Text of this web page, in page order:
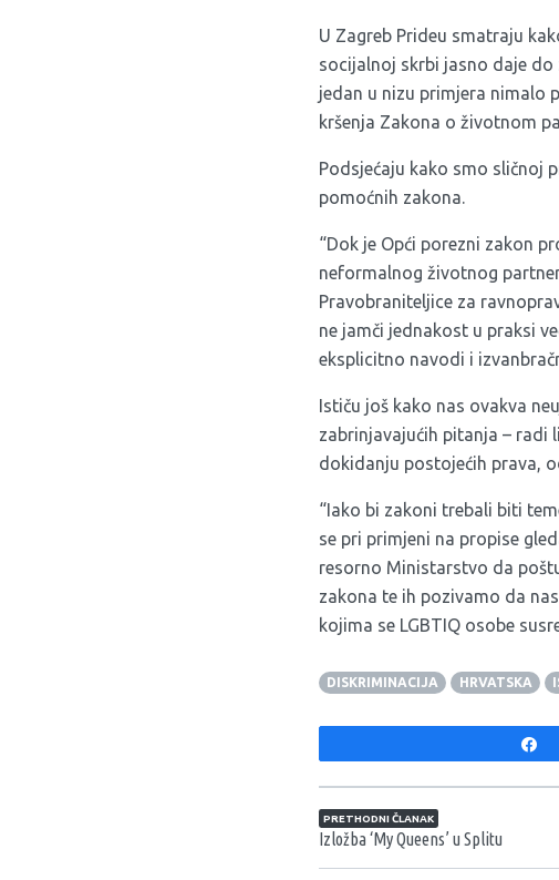
U Zagreb Prideu smatraju
socijalnoj skrbi jasno daje do
jedan u nizu primjera nimalo
kršenja Zakona o životnom
Podsjećaju kako smo sličnoj
pomoćnih zakona.
“Dok je Opći porezni zakon
neformalnog životnog
Pravobraniteljice za
ne jamči jednakost u praksi
eksplicitno navodi i
Ističu još kako nas ovakva
zabrinjavajućih pitanja – radi
dokidanju postojećih prava,
“Iako bi zakoni trebali biti
se pri primjeni na propise
resorno Ministarstvo da
zakona te ih pozivamo da
kojima se LGBTIQ osobe
DISKRIMINACIJA HRVATSKA
Navigacija članaka
PRETHODNI ČLANAK
Izložba ‘My Queens’ u Splitu